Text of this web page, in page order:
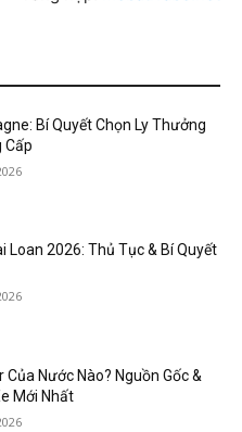
Bí Quyết Chọn Ly Thưởng
Cấp
Loan 2026: Thủ Tục & Bí Quyết
Của Nước Nào? Nguồn Gốc &
Mới Nhất